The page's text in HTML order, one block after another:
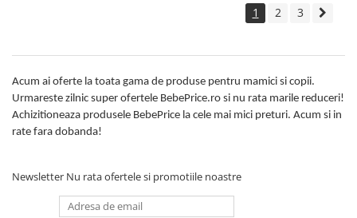
1 2 3
Acum ai oferte la toata gama de produse pentru mamici si copii.
Urmareste zilnic super ofertele BebePrice.ro si nu rata marile reduceri!
Achizitioneaza produsele BebePrice la cele mai mici preturi. Acum si in
rate fara dobanda!
Newsletter Nu rata ofertele si promotiile noastre